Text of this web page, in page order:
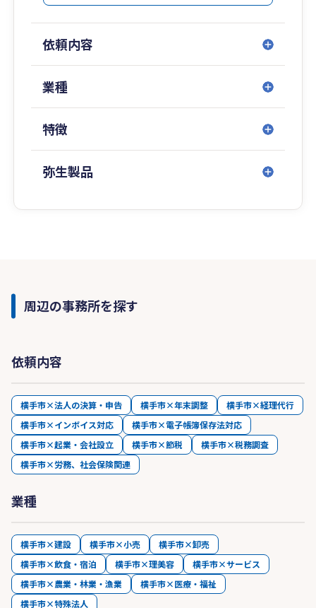
依頼内容
業種
特徴
弥生製品
周辺の事務所を探す
依頼内容
横手市×法人の決算・申告 横手市×年末調整
横手市×経理代行
横手市×インボイス対応
横手市×電子帳簿保存法対応
横手市×起業・会社設立
横手市×節税
横手市×税務調査
横手市×労務、社会保険関連
業種
横手市×建設 横手市×小売
横手市×卸売
横手市×飲食・宿泊
横手市×理美容
横手市×サービス
横手市×農業・林業・漁業
横手市×医療・福祉
横手市×特殊法人